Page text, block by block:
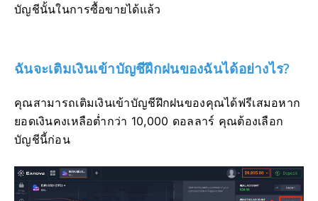
บัญชีนั้นในการซื้อขายได้แล้ว
ฉันจะเติมเงินเข้าบัญชีฝึกฝนของฉันได้อย่างไร?
คุณสามารถเติมเงินเข้าบัญชีฝึกฝนของคุณได้ฟรีเสมอหาก
ยอดเงินคงเหลือต่ำกว่า 10,000 ดอลลาร์ คุณต้องเลือก
บัญชีนี้ก่อน